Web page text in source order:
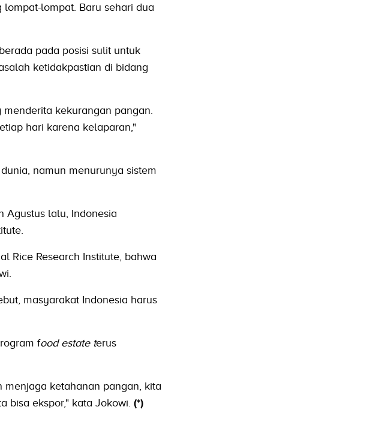
lompat. Baru sehari dua
pada posisi sulit untuk
ketidakpastian di bidang
kekurangan pangan.
hari karena kelaparan,"
namun menurunya sistem
Agustus lalu, Indonesia
Rice Research Institute, bahwa
masyarakat Indonesia harus
food estate terus
menjaga ketahanan pangan, kita
bisa ekspor," kata Jokowi. (*)